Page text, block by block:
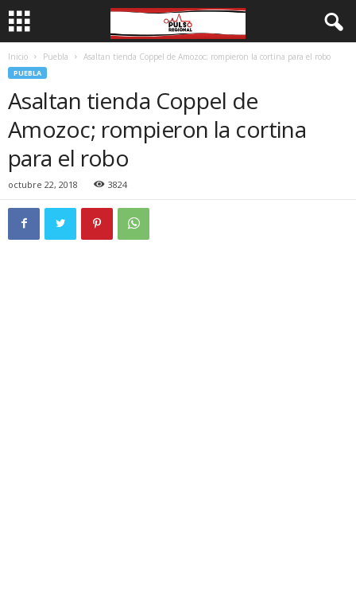
Inicio Puebla Asaltan tienda Coppel de Amozoc; rompieron la cortina para el robo
PUEBLA
Asaltan tienda Coppel de
Amozoc; rompieron la cortina
para el robo
octubre 22, 2018 3824